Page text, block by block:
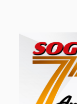
11 de agosto
Terça-Feira
12 de agosto
Quarta-Feira